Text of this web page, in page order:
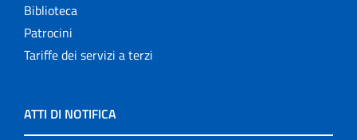
Biblioteca
Patrocini
Tariffe dei servizi a terzi
ATTI DI NOTIFICA